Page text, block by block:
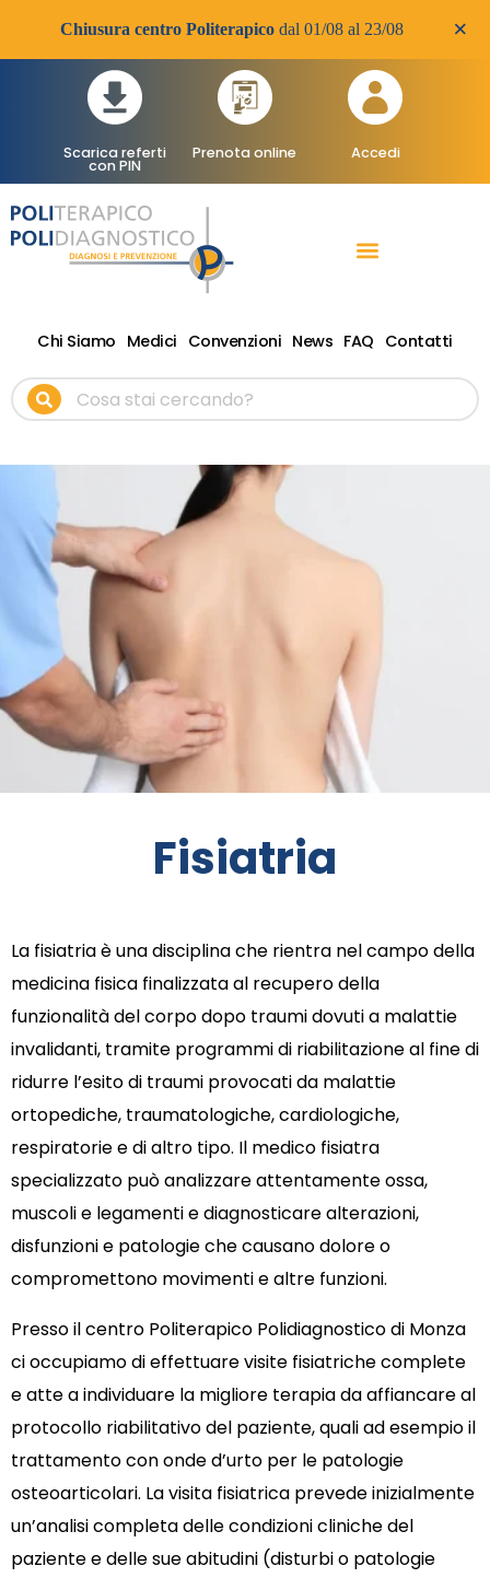
Chiusura centro Politerapicodal 01/08 al 23/08 ×
Scarica referti
con PIN
Prenota online Accedi
Chi Siamo Medici Convenzioni News FAQ Contatti
Fisiatria
La fisiatria è una disciplina che rientra nel campo della
medicina fisica finalizzata al recupero della
funzionalità del corpo dopo traumi dovuti a malattie
invalidanti, tramite programmi di riabilitazione al fine di
ridurre l’esito di traumi provocati da malattie
ortopediche, traumatologiche, cardiologiche,
respiratorie e di altro tipo. Il medico fisiatra
specializzato può analizzare attentamente ossa,
muscoli e legamenti e diagnosticare alterazioni,
disfunzioni e patologie che causano dolore o
compromettono movimenti e altre funzioni.
Presso il centro Politerapico Polidiagnostico di Monza
ci occupiamo di effettuare visite fisiatriche complete
e atte a individuare la migliore terapia da affiancare al
protocollo riabilitativo del paziente, quali ad esempio il
trattamento con onde d’urto per le patologie
osteoarticolari. La visita fisiatrica prevede inizialmente
un’analisi completa delle condizioni cliniche del
paziente e delle sue abitudini (disturbi o patologie